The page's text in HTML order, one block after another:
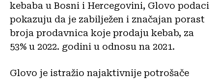
kebaba u Bosni i Hercegovini, Glovo podaci
pokazuju da je zabilježen i značajan porast
broja prodavnica koje prodaju kebab, za
53% u 2022. godini u odnosu na 2021.
Glovo je istražio najaktivnije potrošače